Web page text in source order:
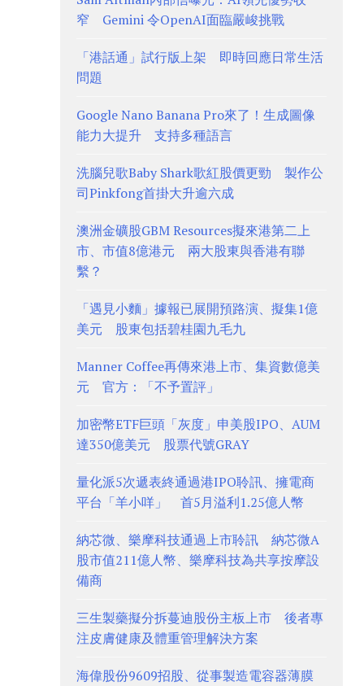
窄 Gemini 令OpenAI面臨嚴峻挑戰
「港話通」試行版上架 即時回應日常生活
問題
Google Nano Banana Pro來了！生成圖像
能力大提升 支持多種語言
洗腦兒歌Baby Shark歌紅股價更勁 製作公
司Pinkfong首掛大升逾六成
澳洲金礦股GBM Resources擬來港第二上
市、市值8億港元 兩大股東與香港有聯
繫？
「遇見小麵」據報已展開預路演、擬集1億
美元 股東包括碧桂園九毛九
Manner Coffee再傳來港上市、集資數億美
元 官方：「不予置評」
加密幣ETF巨頭「灰度」申美股IPO、AUM
達350億美元 股票代號GRAY
量化派5次遞表終通過港IPO聆訊、擁電商
平台「羊小咩」 首5月溢利1.25億人幣
納芯微、樂摩科技通過上市聆訊 納芯微A
股市值211億人幣、樂摩科技為共享按摩設
備商
三生製藥擬分拆蔓迪股份主板上市 後者專
注皮膚健康及體重管理解決方案
海偉股份9609招股、從事製造電容器薄膜